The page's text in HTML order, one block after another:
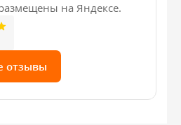
на Яндексе.
отзывы